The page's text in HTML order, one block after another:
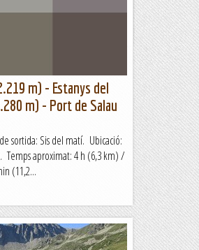
anar al Midi, i li seguim...
m) - Estanys del
m) - Port de Salau
sortida: Sis del matí. Ubicació:
Temps aproximat: 4 h (6,3 km) /
(11,2...